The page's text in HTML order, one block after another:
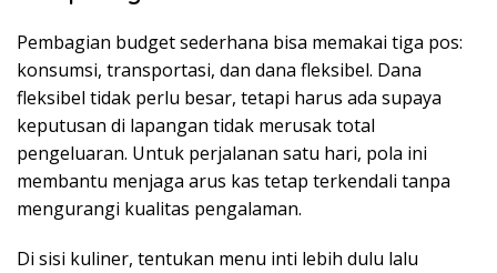
Pembagian budget sederhana bisa memakai tiga pos:
konsumsi, transportasi, dan dana fleksibel. Dana
fleksibel tidak perlu besar, tetapi harus ada supaya
keputusan di lapangan tidak merusak total
pengeluaran. Untuk perjalanan satu hari, pola ini
membantu menjaga arus kas tetap terkendali tanpa
mengurangi kualitas pengalaman.
Di sisi kuliner, tentukan menu inti lebih dulu lalu